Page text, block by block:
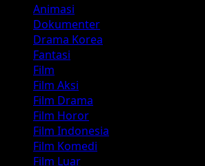
Animasi
Dokumenter
Drama Korea
Fantasi
Film
Film Aksi
Film Drama
Film Horor
Film Indonesia
Film Komedi
Film Luar